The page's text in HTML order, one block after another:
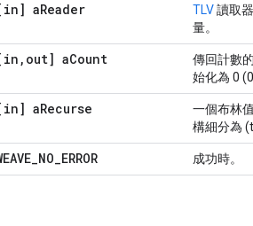
aReader TLV讀取
量。
, out] aCount
傳回計數
始化為 0
aRecurse
一個布林
構細分為
_NO_ERROR 成功時。